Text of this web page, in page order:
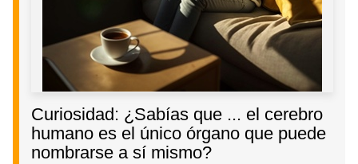
Curiosidad: ¿Sabías que ... el cerebro
humano es el único órgano que puede
nombrarse a sí mismo?